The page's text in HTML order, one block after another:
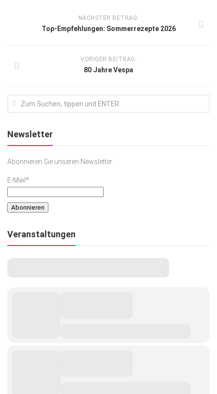
NÄCHSTER BETRAG:
Top-Empfehlungen: Sommerrezepte 2026
VORIGER BEITRAG:
80 Jahre Vespa
Newsletter
Abonnieren Sie unseren Newsletter
E-Mail*
Veranstaltungen